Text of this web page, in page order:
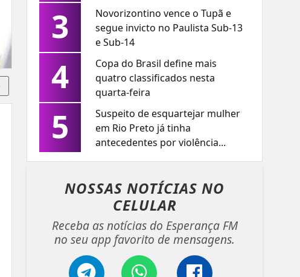
3
Novorizontino vence o Tupã e
segue invicto no Paulista Sub-13
e Sub-14
4
Copa do Brasil define mais
quatro classificados nesta
quarta-feira
5
Suspeito de esquartejar mulher
em Rio Preto já tinha
antecedentes por violência...
NOSSAS NOTÍCIASNO
CELULAR
Receba as notícias do Esperança FM
no seu app favorito de mensagens.